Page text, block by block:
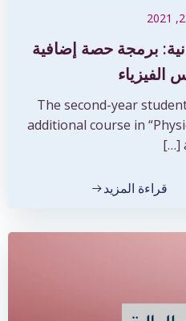
برمجة حصة إضافية
الفيزياء
The second-year
additional course in
قراءة المزيد